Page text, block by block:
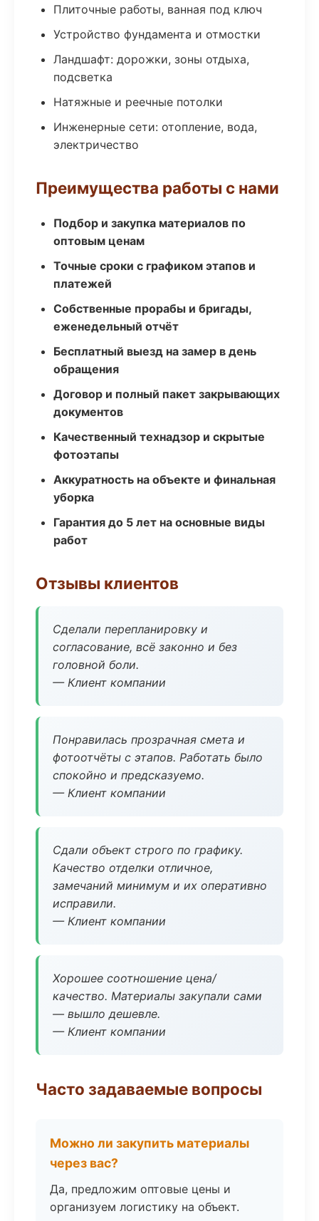
Плиточные работы, ванная под ключ
Устройство фундамента и отмостки
Ландшафт: дорожки, зоны отдыха,
подсветка
Натяжные и реечные потолки
Инженерные сети: отопление, вода,
электричество
Преимущества работы с нами
Подбор и закупка материалов по
оптовым ценам
Точные сроки с графиком этапов и
платежей
Собственные прорабы и бригады,
еженедельный отчёт
Бесплатный выезд на замер в день
обращения
Договор и полный пакет закрывающих
документов
Качественный технадзор и скрытые
фотоэтапы
Аккуратность на объекте и финальная
уборка
Гарантия до 5 лет на основные виды
работ
Отзывы клиентов
Сделали перепланировку и
согласование, всё законно и без
головной боли.
— Клиент компании
Понравилась прозрачная смета и
фотоотчёты с этапов. Работать было
спокойно и предсказуемо.
— Клиент компании
Сдали объект строго по графику.
Качество отделки отличное,
замечаний минимум и их оперативно
исправили.
— Клиент компании
Хорошее соотношение цена/
качество. Материалы закупали сами
— вышло дешевле.
— Клиент компании
Часто задаваемые вопросы
Можно ли закупить материалы
через вас?
Да, предложим оптовые цены и
организуем логистику на объект.